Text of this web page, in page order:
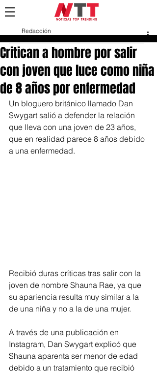
Critican a hombre por salir
con joven que luce como niña
de 8 años por enfermedad
Redacción
Un bloguero británico llamado Dan
Swygart salió a defender la relación
que lleva con una joven de 23 años,
que en realidad parece 8 años debido
a una enfermedad.
Recibió duras críticas tras salir con la
joven de nombre Shauna Rae, ya que
su apariencia resulta muy similar a la
de una niña y no a la de una mujer.
A través de una publicación en
Instagram, Dan Swygart explicó que
Shauna aparenta ser menor de edad
debido a un tratamiento que recibió